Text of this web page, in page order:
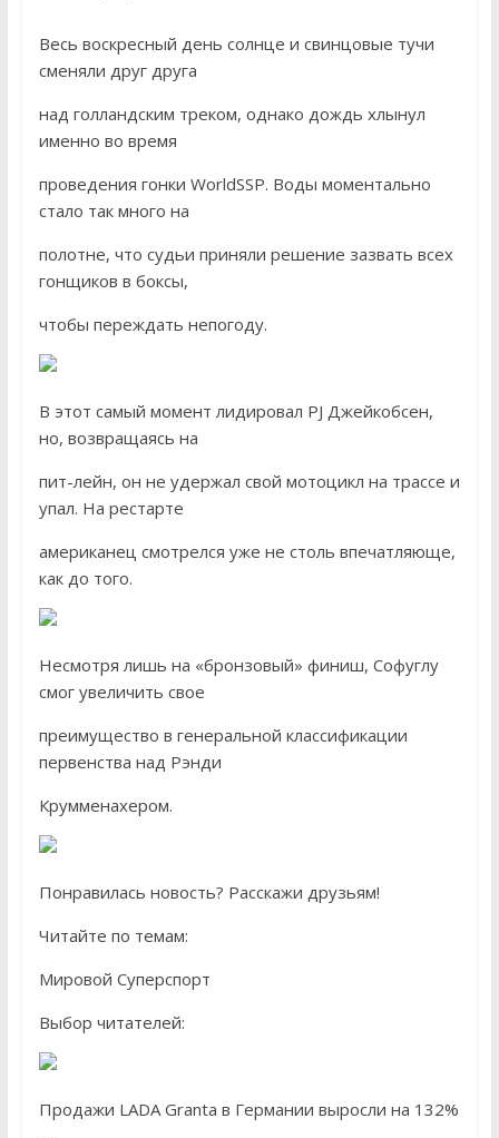
Весь воскресный день солнце и свинцовые тучи
сменяли друг друга
над голландским треком, однако дождь хлынул
именно во время
проведения гонки WorldSSP. Воды моментально
стало так много на
полотне, что судьи приняли решение зазвать всех
гонщиков в боксы,
чтобы переждать непогоду.
В этот самый момент лидировал PJ Джейкобсен,
но, возвращаясь на
пит-лейн, он не удержал свой мотоцикл на трассе и
упал. На рестарте
американец смотрелся уже не столь впечатляюще,
как до того.
Несмотря лишь на «бронзовый» финиш, Софуглу
смог увеличить свое
преимущество в генеральной классификации
первенства над Рэнди
Крумменахером.
Понравилась новость? Расскажи друзьям!
Читайте по темам:
Мировой Суперспорт
Выбор читателей:
Продажи LADA Granta в Германии выросли на 132%